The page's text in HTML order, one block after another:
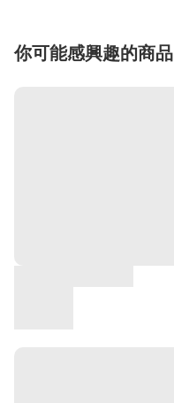
你可能感興趣的商品